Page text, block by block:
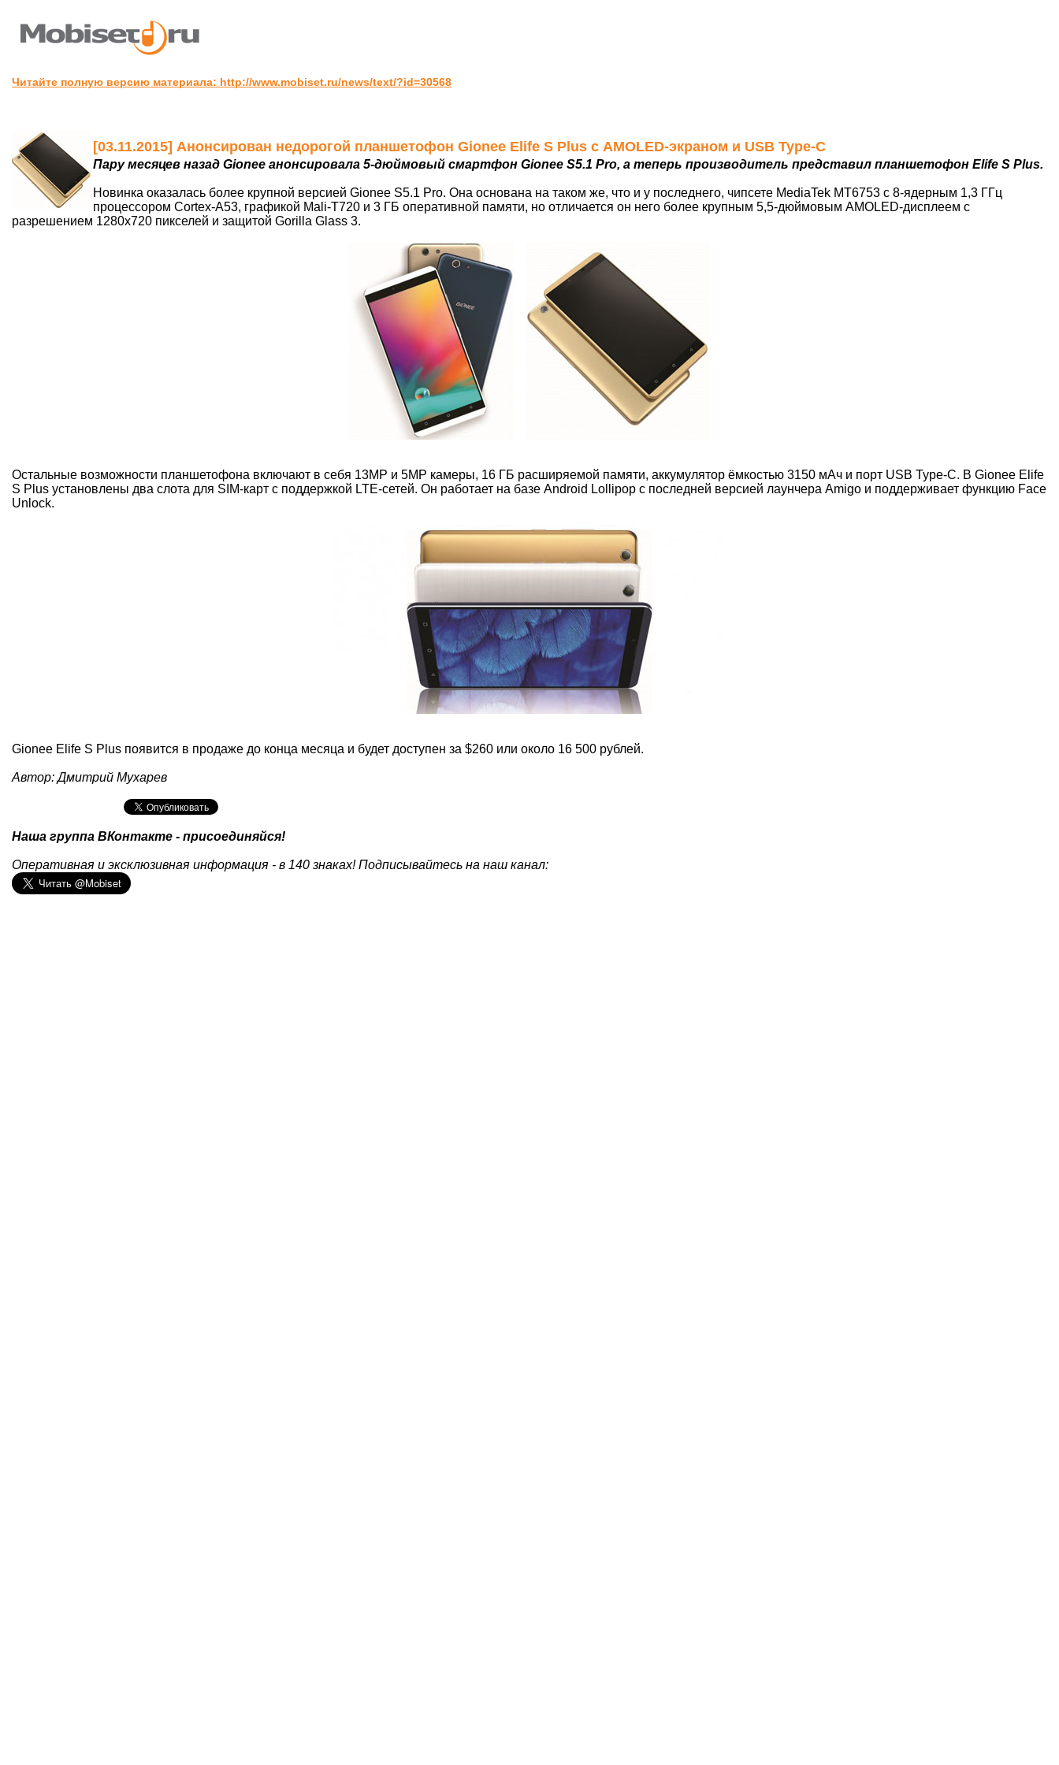
Читайте полную версию материала: http://www.mobiset.ru/news/text/?id=30568
[03.11.2015] Анонсирован недорогой планшетофон Gionee Elife S Plus с AMOLED-экраном и USB Type-C
Пару месяцев назад Gionee анонсировала 5-дюймовый смартфон Gionee S5.1 Pro, а теперь производитель представил планшетофон Elife S Plus.
Новинка оказалась более крупной версией Gionee S5.1 Pro. Она основана на таком же, что и у последнего, чипсете MediaTek MT6753 с 8-ядерным 1,3 ГГц
процессором Cortex-A53, графикой Mali-T720 и 3 ГБ оперативной памяти, но отличается он него более крупным 5,5-дюймовым AMOLED-дисплеем с
разрешением 1280х720 пикселей и защитой Gorilla Glass 3.
Остальные возможности планшетофона включают в себя 13МР и 5МР камеры, 16 ГБ расширяемой памяти, аккумулятор ёмкостью 3150 мАч и порт USB Type-C. В Gionee Elife
S Plus установлены два слота для SIM-карт с поддержкой LTE-сетей. Он работает на базе Android Lollipop с последней версией лаунчера Amigo и поддерживает функцию Face
Unlock.
Gionee Elife S Plus появится в продаже до конца месяца и будет доступен за $260 или около 16 500 рублей.
Автор: Дмитрий Мухарев
Наша группа ВКонтакте - присоединяйся!
Оперативная и эксклюзивная информация - в 140 знаках! Подписывайтесь на наш канал: